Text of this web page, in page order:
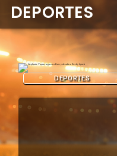
DEPORTES
DEPORTES